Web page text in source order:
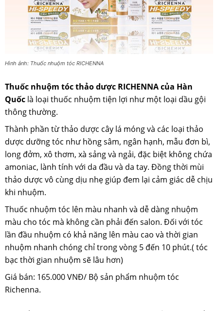
Hình ảnh: Thuốc nhuộm tóc RICHENNA
Thuốc nhuộm tóc thảo dược RICHENNA của Hàn
Quốc là loại thuốc nhuộm tiện lợi như một loại dầu gội
thông thường.
Thành phần từ thảo dược cây lá móng và các loại thảo
dược dưỡng tóc như hồng sâm, ngân hạnh, mẫu đơn bì,
long đởm, xô thơm, xà sảng và ngải, đặc biệt không chứa
amoniac, lành tính với da đầu và da tay. Đồng thời mùi
thảo dược vô cùng dịu nhẹ giúp đem lại cảm giác dễ chịu
khi nhuộm.
Thuốc nhuộm tóc lên màu nhanh và dễ dàng nhuộm
màu cho tóc mà không cần phải đến salon. Đối với tóc
lần đầu nhuộm có khả năng lên màu cao và thời gian
nhuộm nhanh chóng chỉ trong vòng 5 đến 10 phút.( tóc
bạc thời gian nhuộm sẽ lâu hơn)
Giá bán: 165.000 VNĐ/ Bộ sản phẩm nhuộm tóc
Richenna.